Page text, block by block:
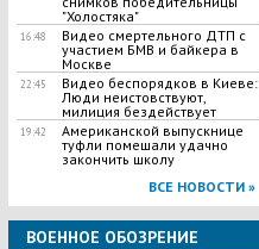
"Холостяка"
16:48
Видео смертельного ДТП с
участием БМВ и байкера в
Москве
22:45
Видео беспорядков в Киеве:
Люди неистовствуют,
милиция бездействует
19:42
Американской выпускнице
туфли помешали удачно
закончить школу
ВСЕ НОВОСТИ »
ВОЕННОЕ ОБОЗРЕНИЕ